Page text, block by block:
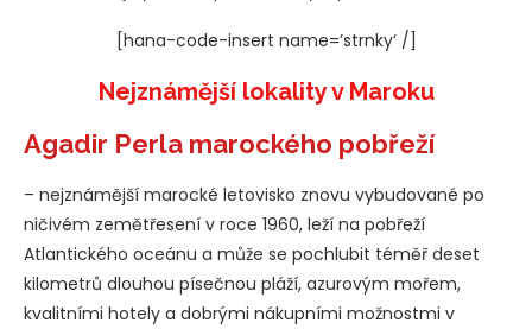
[hana-code-insert name=’strnky‘ /]
Nejznámější lokality v Maroku
Agadir Perla marockého pobřeží
– nejznámější marocké letovisko znovu vybudované po
ničivém zemětřesení v roce 1960, leží na pobřeží
Atlantického oceánu a může se pochlubit téměř deset
kilometrů dlouhou písečnou pláží, azurovým mořem,
kvalitními hotely a dobrými nákupními možnostmi v